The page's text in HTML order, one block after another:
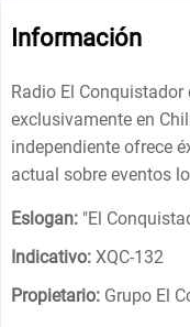
Información
Radio El
exclusivamente en
independiente ofrece
actual sobre eventos
Eslogan: "El
Indicativo: XQC-132
Propietario: Grupo El